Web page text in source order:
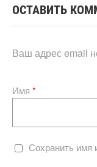
ОСТАВИТЬ
Ваш адрес email
Имя *
Сохранить имя